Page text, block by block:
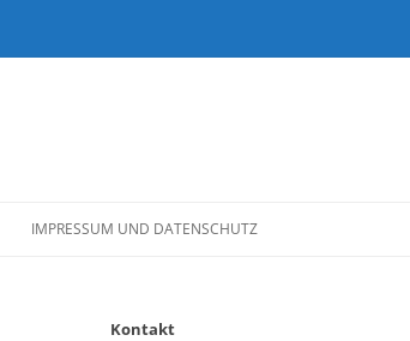
IMPRESSUM UND DATENSCHUTZ
Kontakt